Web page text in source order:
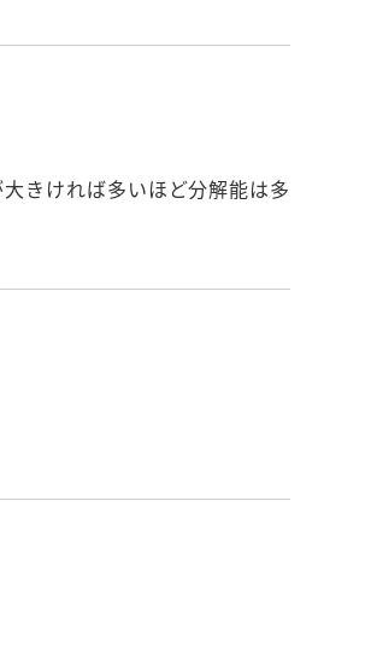
きければ多いほど分解能は多